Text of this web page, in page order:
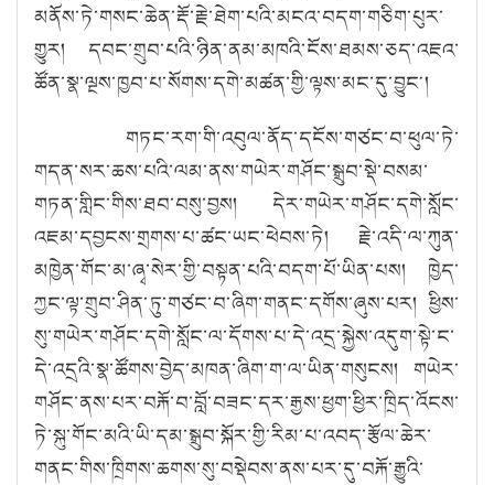
མནོས་ཏེ་གསང་ཆེན་རྡོ་རྗེ་ཐེག་པའི་མངའ་བདག་གཅིག་པུར་
གྱུར། དབང་གྲུབ་པའི་ཉིན་ནམ་མཁའི་ངོས་ཐམས་ཅད་འཇའ་
ཚོན་སྣ་ལྔས་ཁྱབ་པ་སོགས་དགེ་མཚན་གྱི་ལྟས་མང་དུ་བྱུང༌།
གཏང་རག་གི་འབུལ་ནོད་དངོས་གཙང་བ་ཕུལ་ཏེ་
གདན་སར་ཆས་པའི་ལམ་ནས་གཡེར་གཤོང་སྒྲུབ་སྡེ་བསམ་
གཏན་གླིང་གིས་ཐབ་བསུ་བྱས། དེར་གཡེར་གཤོང་དགེ་སློང་
འཇམ་དབྱངས་གྲགས་པ་ཚང་ཡང་ཕེབས་ཏེ། རྗེ་འདི་ལ་ཀུན་
མཁྱེན་གོང་མ་ཞྭ་སེར་གྱི་བསྟན་པའི་བདག་པོ་ཡིན་པས། ཁྱེད་
ཀྱང་ལྟ་གྲུབ་ཤིན་ཏུ་གཙང་བ་ཞིག་གནང་དགོས་ཞུས་པར། ཕྱིས་
སུ་གཡེར་གཤོང་དགེ་སློང་ལ་དོགས་པ་དེ་འདྲ་སྐྱེས་འདུག་སྟེ་ང་
དེ་འདྲའི་སྣ་ཚོགས་བྱེད་མཁན་ཞིག་ག་ལ་ཡིན་གསུངས། གཡེར་
གཤོང་ནས་པར་བརྐོ་བ་བློ་བཟང་དར་རྒྱས་ཕྱག་ཕྱིར་ཁྲིད་འོངས་
ཏེ་སྐུ་གོང་མའི་ཡི་དམ་སྒྲུབ་སྐོར་གྱི་རིམ་པ་འབད་རྩོལ་ཆེར་
གནང་གིས་ཁྲིགས་ཆགས་སུ་བསྡེབས་ནས་པར་དུ་བརྐོ་རྒྱུའི་